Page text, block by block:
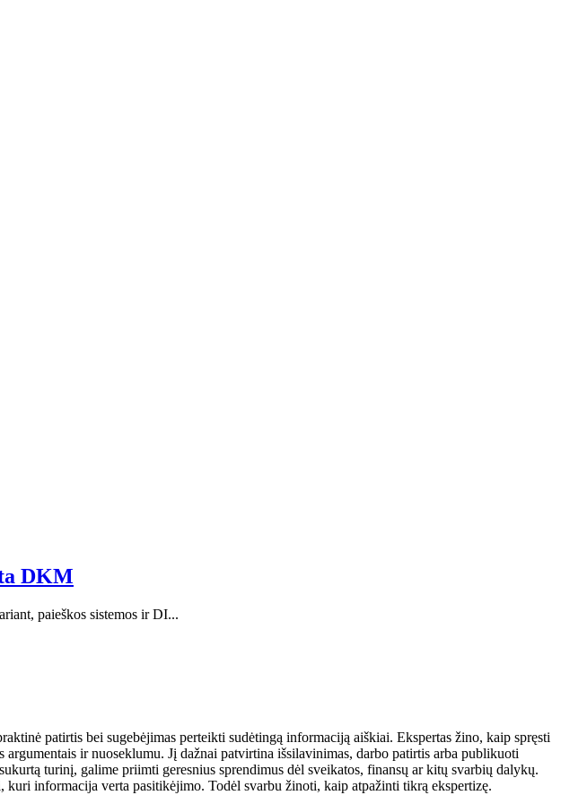
DKM
paieškos sistemos ir DI...
patirtis bei sugebėjimas perteikti sudėtingą informaciją aiškiai. Ekspertas žino, kaip spręsti
ir nuoseklumu. Jį dažnai patvirtina išsilavinimas, darbo patirtis arba publikuoti
turinį, galime priimti geresnius sprendimus dėl sveikatos, finansų ar kitų svarbių dalykų.
informacija verta pasitikėjimo. Todėl svarbu žinoti, kaip atpažinti tikrą ekspertizę.